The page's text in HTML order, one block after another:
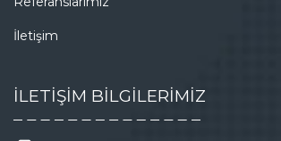
İletişim
İLETİŞİM BİLGİLERİMİZ